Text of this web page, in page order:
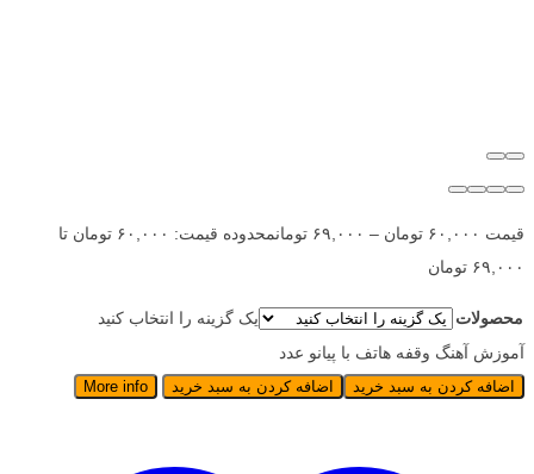
قیمت ۶۰,۰۰۰ تومان – ۶۹,۰۰۰ تومان
محدوده قیمت: ۶۰,۰۰۰ تومان تا
۶۹,۰۰۰ تومان
محصولات
یک گزینه را انتخاب کنید
آموزش آهنگ وقفه هاتف با پیانو عدد
اضافه کردن به سبد خرید اضافه کردن به سبد خرید More info